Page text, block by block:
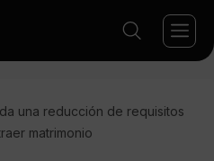
una reducción de requisitos
matrimonio